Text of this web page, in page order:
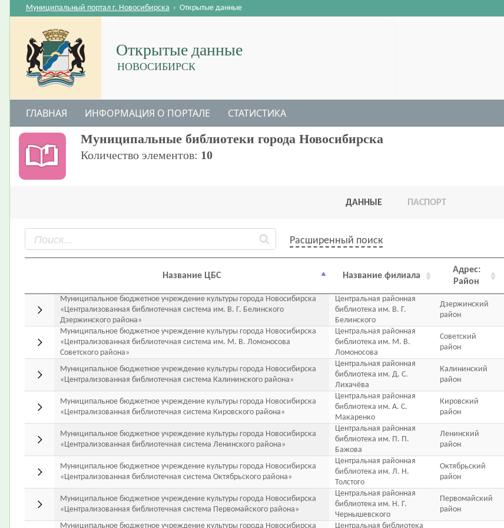
Открытые данные
НОВОСИБИРСК
Муниципальный портал г. Новосибирска › Открытые данные
ГЛАВНАЯ ИНФОРМАЦИЯ О ПОРТАЛЕ СТАТИСТИКА
Муниципальные библиотеки города Новосибирска
Количество элементов: 10
ДАННЫЕ ПАСПОРТ
Расширенный поиск
Название ЦБС Название филиала
Адрес:
Район
Муниципальное бюджетное учреждение культуры города Новосибирска
«Централизованная библиотечная система им. В. Г. Белинского
Дзержинского района»
Центральная районная
библиотека им. В. Г.
Белинского
Дзержинский
район
Муниципальное бюджетное учреждение культуры города Новосибирска
«Централизованная библиотечная система им. М. В. Ломоносова
Советского района»
Центральная районная
библиотека им. М. В.
Ломоносова
Советский
район
Муниципальное бюджетное учреждение культуры города Новосибирска
«Централизованная библиотечная система Калининского района»
Центральная районная
библиотека им. Д. С.
Лихачёва
Калининский
район
Муниципальное бюджетное учреждение культуры города Новосибирска
«Централизованная библиотечная система Кировского района»
Центральная районная
библиотека им. А. С.
Макаренко
Кировский
район
Муниципальное бюджетное учреждение культуры города Новосибирска
«Централизованная библиотечная система Ленинского района»
Центральная районная
библиотека им. П. П.
Бажова
Ленинский
район
Муниципальное бюджетное учреждение культуры города Новосибирска
«Централизованная библиотечная система Октябрьского района»
Центральная районная
библиотека им. Л. Н.
Толстого
Октябрьский
район
Муниципальное бюджетное учреждение культуры города Новосибирска
«Централизованная библиотечная система Первомайского района»
Центральная районная
библиотека им. Н. Г.
Чернышевского
Первомайский
район
Муниципальное бюджетное учреждение культуры города Новосибирска
Центральная библиотека